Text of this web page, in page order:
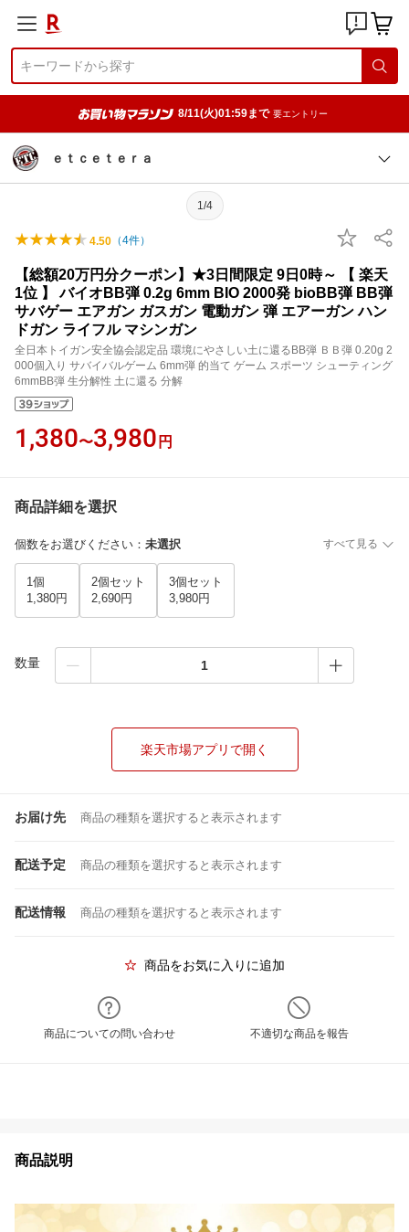
8/11(火)01:59まで 要エントリー
ｅｔｃｅｔｅｒａ
1/4
4.50 （4件）
【総額20万円分クーポン】★3日間限定 9日0時～ 【 楽天
1位 】 バイオBB弾 0.2g 6mm BIO 2000発 bioBB弾 BB弾
サバゲー エアガン ガスガン 電動ガン 弾 エアーガン ハン
ドガン ライフル マシンガン
全日本トイガン安全協会認定品 環境にやさしい土に還るBB弾 ＢＢ弾 0.20g 2
000個入り サバイバルゲーム 6mm弾 的当て ゲーム スポーツ シューティング
6mmBB弾 生分解性 土に還る 分解
1,380〜3,980 円
商品詳細を選択
個数をお選びください ： 未選択 すべて見る
1個
1,380円
2個セット
2,690円
3個セット
3,980円
数量
楽天市場アプリで開く
お届け先 商品の種類を選択すると表示されます
配送予定 商品の種類を選択すると表示されます
配送情報 商品の種類を選択すると表示されます
商品をお気に入りに追加
商品についての問い合わせ 不適切な商品を報告
商品説明